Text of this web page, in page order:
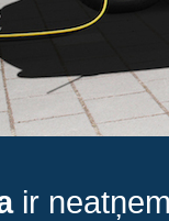
ir